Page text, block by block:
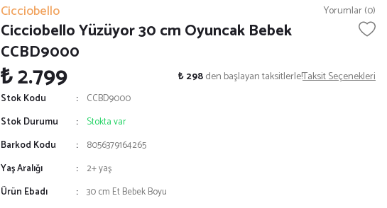
Cicciobello Yorumlar (0)
Cicciobello Yüzüyor 30 cm Oyuncak Bebek
CCBD9000
₺ 2.799 ₺ 298den başlayan taksitlerle!Taksit Seçenekleri
Stok Kodu
CCBD9000
Stok Durumu
Stokta var
Barkod Kodu
8056379164265
Yaş Aralığı
2+ yaş
Ürün Ebadı
30 cm Et Bebek Boyu